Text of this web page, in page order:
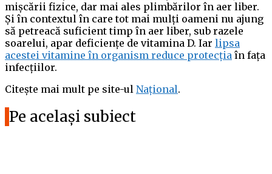
mișcării fizice, dar mai ales plimbărilor în aer liber.
Și în contextul în care tot mai mulți oameni nu ajung
să petreacă suficient timp în aer liber, sub razele
soarelui, apar deficiențe de vitamina D. Iar lipsa
acestei vitamine în organism reduce protecția în fața
infecțiilor.
Citește mai mult pe site-ul Național.
Pe același subiect